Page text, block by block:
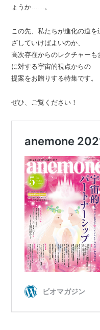
ょうか……。
この先、私たちが進化の道
ざしていけばよいのか、
高次存在からのレクチャー
に対する宇宙的視点からの
提案をお贈りする特集です。
ぜひ、ご覧ください！